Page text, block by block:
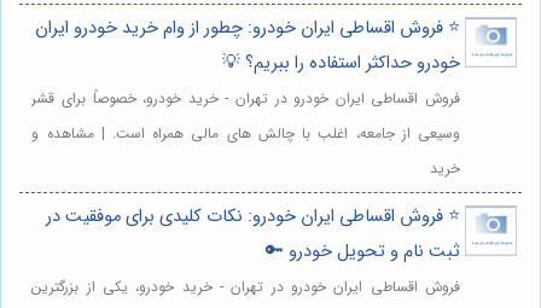
⭐️ فروش اقساطی ایران خودرو: چطور از وام خرید خودرو ایران
خودرو حداکثر استفاده را ببریم؟ 💡
فروش اقساطی ایران خودرو در تهران - خرید خودرو، خصوصاً برای قشر
وسیعی از جامعه، اغلب با چالش های مالی همراه است. | مشاهده و
خرید
⭐️ فروش اقساطی ایران خودرو: نکات کلیدی برای موفقیت در
ثبت نام و تحویل خودرو 🔑
فروش اقساطی ایران خودرو در تهران - خرید خودرو، یکی از بزرگترین